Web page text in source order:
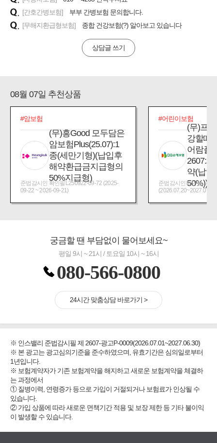
[간호간병보험]
부부 간병보험 문의합니다.
[무해지환급형보험]
종합 건강보험(?) 알아보고 있습니다
상담글 쓰기
08월 07일 추천상품
#암보험
(무)흥Good 모두담은
암보험Plus(25.07):1
종(세만기형)(납입후
해약환급금지급형의
50%지급형)
준법감시인 확인필L250922-09-72 (2025-
09-22 ~ 2026-09-21)
#어린이보험
(무)프
강할때
어람플
2607:
약(납입
50%))
준법감시인확인필_제
궁금할 땐 부담없이 물어보세요~
평일 9시 ~ 21시 / 토요일 10시 ~ 16시
080-566-0800
24시간 맞춤상담 바로가기 >
※ 인스밸리 준법감시필 제 2607-광고P-0009(2026.07.01~2027.06.30)
※ 본 광고는 광고심의기준을 준수하였으며, 유효기간은 심의일로부터
1년입니다.
※ 보험계약자가 기존 보험계약을 해지하고 새로운 보험계약을 체결하
는 과정에서
① 질병이력, 연령증가 등으로 가입이 거절되거나 보험료가 인상될 수
있습니다.
② 가입 상품에 따라 새로운 면책기간 적용 및 보장 제한 등 기타 불이익
이 발생할 수 있습니다.